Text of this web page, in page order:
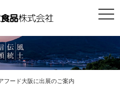
フード大阪に出展のご案内